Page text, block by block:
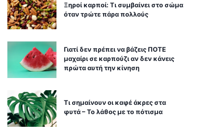
Ξηροί καρποί: Τι συμβαίνει στο σώμα
όταν τρώτε πάρα πολλούς
Γιατί δεν πρέπει να βάζεις ΠΟΤΕ
μαχαίρι σε καρπούζι αν δεν κάνεις
πρώτα αυτή την κίνηση
Τι σημαίνουν οι καφέ άκρες στα
φυτά – Το λάθος με το πότισμα